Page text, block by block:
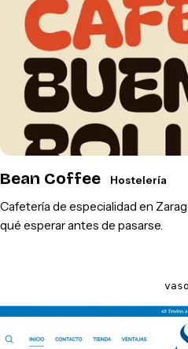
Bean Coffee Hostelería
Cafetería de especialidad en
qué esperar antes de pasarse.